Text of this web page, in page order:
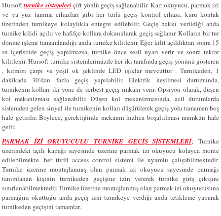
Hursoftturnike sistemleriçift yönlü geçiş sağlanabilir. Kart okuyucu, parmak izi
ve ya yüz tanıma cihazları gibi her türlü geçiş kontrol cihazı, kuru kontak
üzerinden turnikeye kolaylıkla entegre edilebilir. Geçiş hakkı verildiği anda
turnike kilidi açılır ve hafifçe kollara dokunularak geçiş sağlanır. Kolların bir tur
dönme işlemi tamamlandığı anda turnike kilitlenir. Eğer kilit açıldıktan sonra 15
sn içerisinde geçiş yapılmazsa, turnike önce sesli uyarı verir ve sonra tekrar
kilitlenir. Hursoft turnike sistemlerimizde her iki tarafında geçiş yönünü gösteren
, kırmızı çarpı ve yeşil ok şeklinde LED ışıklar mevcuttur . Turnikeden, 1
dakikada 30’dan fazla geçiş yapılabilir. Elektrik kesilmesi durumunda,
turnikenin kolları iki yöne de serbest geçiş imkanı verir. Opsiyon olarak, düşen
kol mekanizması sağlanabilir. Düşen kol mekanizmasında, acil durumlarda
sistemden gelen sinyal ile turnikenin kolları düşürülerek geçiş yolu tamamen boş
hale getirilir. Böylece, gerektiğinde mekanın hızlıca boşaltılması mümkün hale
gelir.
PARMAK İZİ OKUYUCULU TURNİKE GEÇİŞ SİSTEMLERİ; Turnike
üzerindeki açılı kapağı sayesinde üzerine parmak izi okuyucu kolayca monte
edilebilmekte, her türlü access control sistemi ile uyumlu çalışabilmektedir.
Turnike üzerine montajlanmış olan parmak izi okuyucu sayesinde parmağı
tanımlanan kişinin turnikeden geçişine izin vererek turnike giriş çıkışını
sınırlanabilmektedir. Turnike üzerine montajlanmış olan parmak izi okuyucusuna
parmağını okuttuğu anda geçiş izni turnikeye verdiği anda tetikleme yaparak
turnikeden geçişini tamamlar.